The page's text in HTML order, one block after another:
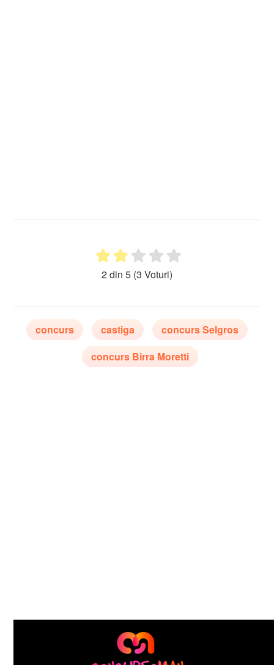
2 din 5(3 Voturi)
concurs castiga
concurs Selgros
concurs Birra Moretti